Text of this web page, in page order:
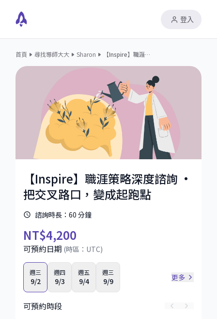
登入
首頁 尋找導師大大 Sharon 【Inspire】職涯策略深度諮詢 · 把交叉路口，變成起跑點
【Inspire】職涯策略深度諮詢 ·
把交叉路口，變成起跑點
諮詢時長： 60 分鐘
NT$4,200
可預約日期 (時區： UTC)
週三
9/2
週四
9/3
週五
9/4
週三
9/9 更多
可預約時段